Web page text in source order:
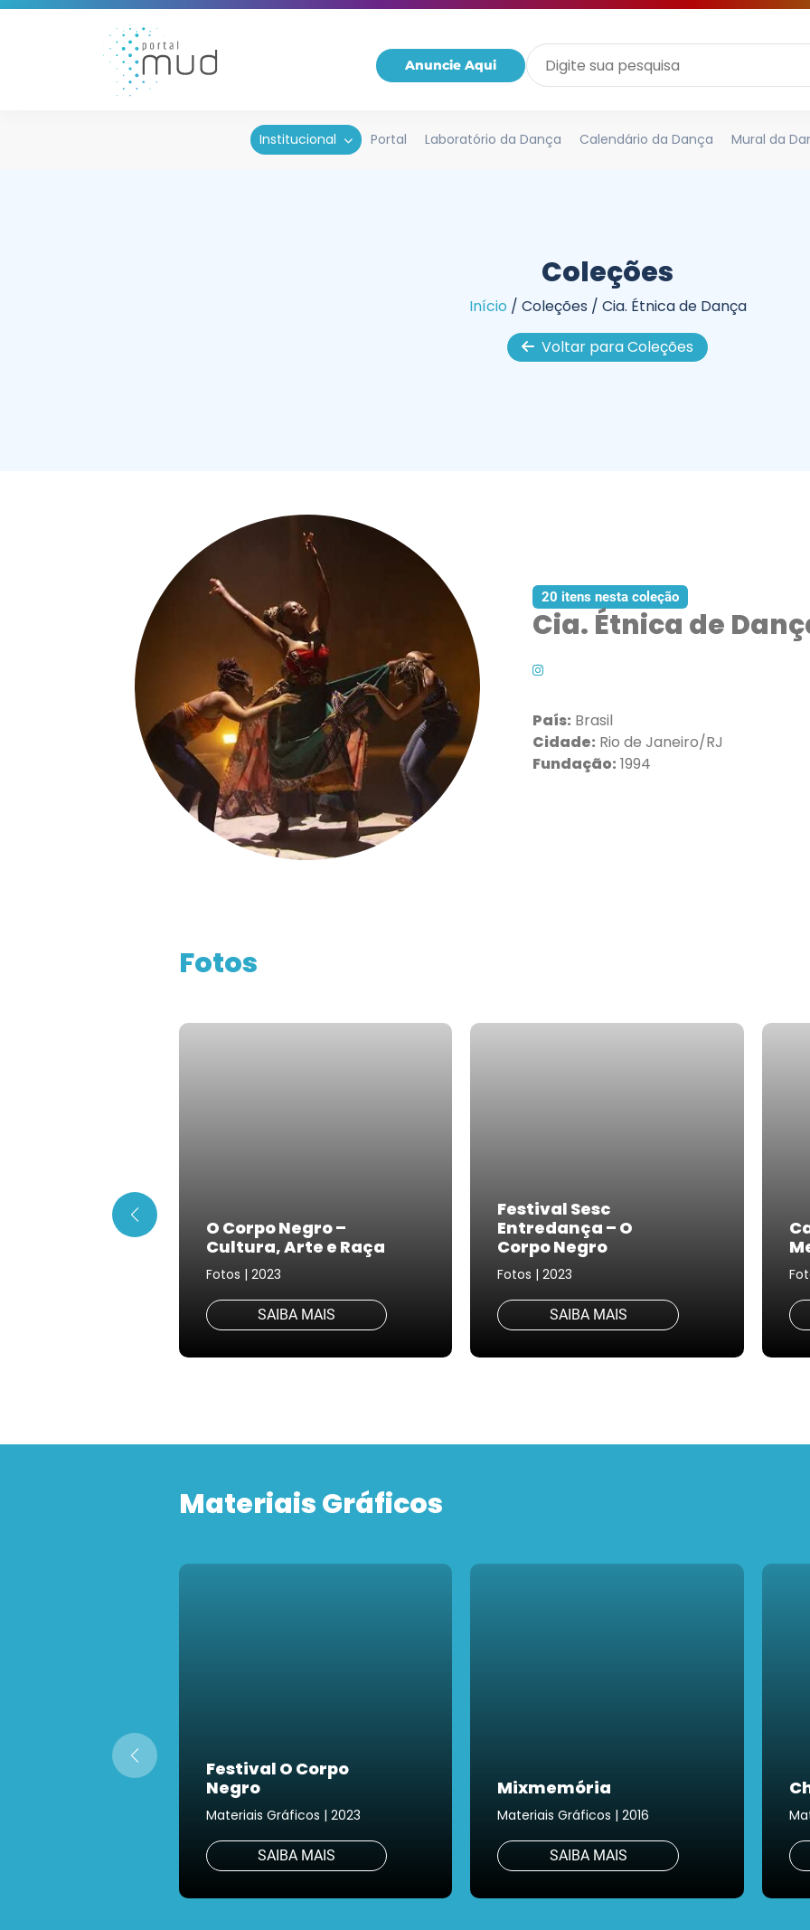
Anuncie Aqui
Institucional Portal Laboratório da Dança Calendário da Dança Mural da
Coleções
Início / Coleções / Cia. Étnica de Dança
Voltar para Coleções
20 itens nesta coleção
Cia. Étnica de
País: Brasil
Cidade: Rio de Janeiro/RJ
Fundação: 1994
Fotos
O Corpo Negro –
Cultura, Arte e Raça
Fotos | 2023
SAIBA MAIS
Festival Sesc
Entredança – O
Corpo Negro
Fotos | 2023
SAIBA MAIS
Materiais Gráficos
Festival O Corpo
Negro
Materiais Gráficos | 2023
SAIBA MAIS
Mixmemória
Materiais Gráficos | 2016
SAIBA MAIS